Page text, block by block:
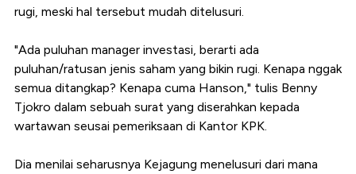
rugi, meski hal tersebut mudah ditelusuri.
"Ada puluhan manager investasi, berarti ada
puluhan/ratusan jenis saham yang bikin rugi. Kenapa nggak
semua ditangkap? Kenapa cuma Hanson," tulis Benny
Tjokro dalam sebuah surat yang diserahkan kepada
wartawan seusai pemeriksaan di Kantor KPK.
Dia menilai seharusnya Kejagung menelusuri dari mana